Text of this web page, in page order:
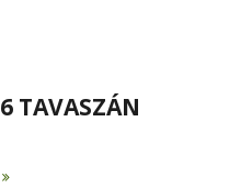
TAVASZÁN